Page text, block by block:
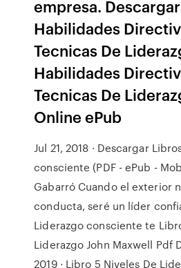
empresa.
Habilidades
Tecnicas De
Habilidades
Tecnicas De
Online ePub
Jul 21, 2018 · Descargar
consciente (PDF - ePub -
Gabarró Cuando el exterior
conducta, seré un líder
Liderazgo consciente te
Liderazgo John Maxwell Pdf
2019 · Libro 5 Niveles De